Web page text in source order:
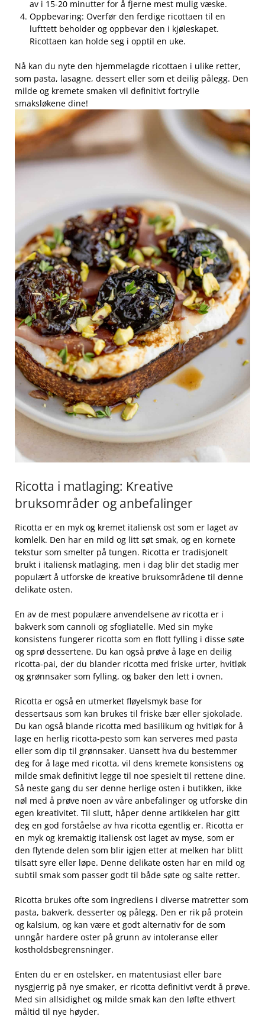
av i 15-20 minutter for å fjerne mest mulig væske.
Oppbevaring: Overfør ​den ferdige ricottaen til en
lufttett beholder og oppbevar den i kjøleskapet.
Ricottaen kan holde seg i opptil en uke.
Nå kan du nyte den hjemmelagde ricottaen i​ ulike retter,
som pasta, lasagne, dessert eller som et deilig pålegg. Den
milde og kremete smaken vil definitivt fortrylle
smaksløkene ⁣dine!
Ricotta i matlaging: Kreative
bruksområder og anbefalinger
Ricotta er en myk og kremet italiensk ost som er laget av
komlelk. Den har en mild og ‍litt søt smak, og en kornete
tekstur ‌som smelter på tungen. Ricotta er tradisjonelt
brukt i italiensk matlaging, men i dag ⁣blir det stadig mer
populært å ‍utforske ⁣de kreative bruksområdene til denne
delikate osten.
En av de mest populære anvendelsene av ricotta er i
bakverk som cannoli og sfogliatelle. Med sin myke
‌konsistens fungerer ricotta som en flott fylling i disse søte
og sprø⁣ dessertene. Du kan også prøve å lage‌ en deilig
ricotta-pai, der du‍ blander ricotta med friske urter, hvitløk
og grønnsaker som fylling,​ og baker den lett i ovnen.
Ricotta er ​også en utmerket fløyelsmyk base for
dessertsaus som kan ⁢brukes til friske bær eller sjokolade.
Du kan også blande ricotta med basilikum og hvitløk for å
lage en herlig ricotta-pesto som kan serveres med pasta
eller som ​dip til⁣ grønnsaker. Uansett‌ hva du bestemmer
deg for å‌ lage med ricotta, vil dens kremete konsistens og
milde smak definitivt legge til noe spesielt til rettene dine.
Så neste gang du ⁤ser denne herlige ⁢osten ‍i butikken, ikke
nøl med å prøve noen av våre anbefalinger og utforske din
egen kreativitet. Til slutt,⁢ håper denne artikkelen har gitt⁤
deg en god ⁣forståelse av hva ricotta egentlig ⁣er. Ricotta er
en myk og kremaktig italiensk ost laget av myse, som er
den flytende delen som blir ‍igjen etter at ⁢melken har‍ blitt
tilsatt syre eller løpe. Denne delikate osten har en mild og
subtil smak som passer godt til både søte og​ salte retter.
Ricotta brukes ofte som ingrediens i diverse matretter⁣ som
pasta, bakverk, desserter og pålegg. ‍Den er rik på protein
og kalsium, og kan være et godt​ alternativ for‍ de som
unngår hardere oster på grunn av intoleranse eller
kostholdsbegrensninger.
Enten du er en ostelsker, en matentusiast eller bare
nysgjerrig på nye smaker,‌ er ricotta definitivt verdt å prøve.
Med sin allsidighet og milde smak kan den løfte ethvert
måltid til nye høyder.